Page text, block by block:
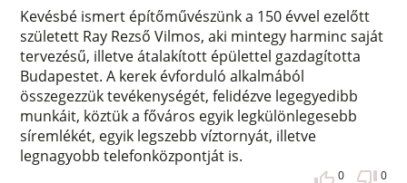
Kevésbé ismert építőművészünk a 150 évvel ezelőtt
született Ray Rezső Vilmos, aki mintegy harminc saját
tervezésű, illetve átalakított épülettel gazdagította
Budapestet. A kerek évforduló alkalmából
összegezzük tevékenységét, felidézve legegyedibb
munkáit, köztük a főváros egyik legkülönlegesebb
síremlékét, egyik legszebb víztornyát, illetve
legnagyobb telefonközpontját is.
0 0